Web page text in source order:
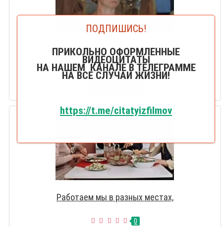
Не трогайте меня, я при исполнении служебных
обязаностей
0
Работаем мы в разных местах,
0
ПОДПИШИСЬ!
ПРИКОЛЬНО ОФОРМЛЕННЫЕ
ВИДЕОЦИТАТЫ
НА НАШЕМ КАНАЛЕ В ТЕЛЕГРАММЕ
НА ВСЕ СЛУЧАИ ЖИЗНИ!
https://t.me/citatyizfilmov